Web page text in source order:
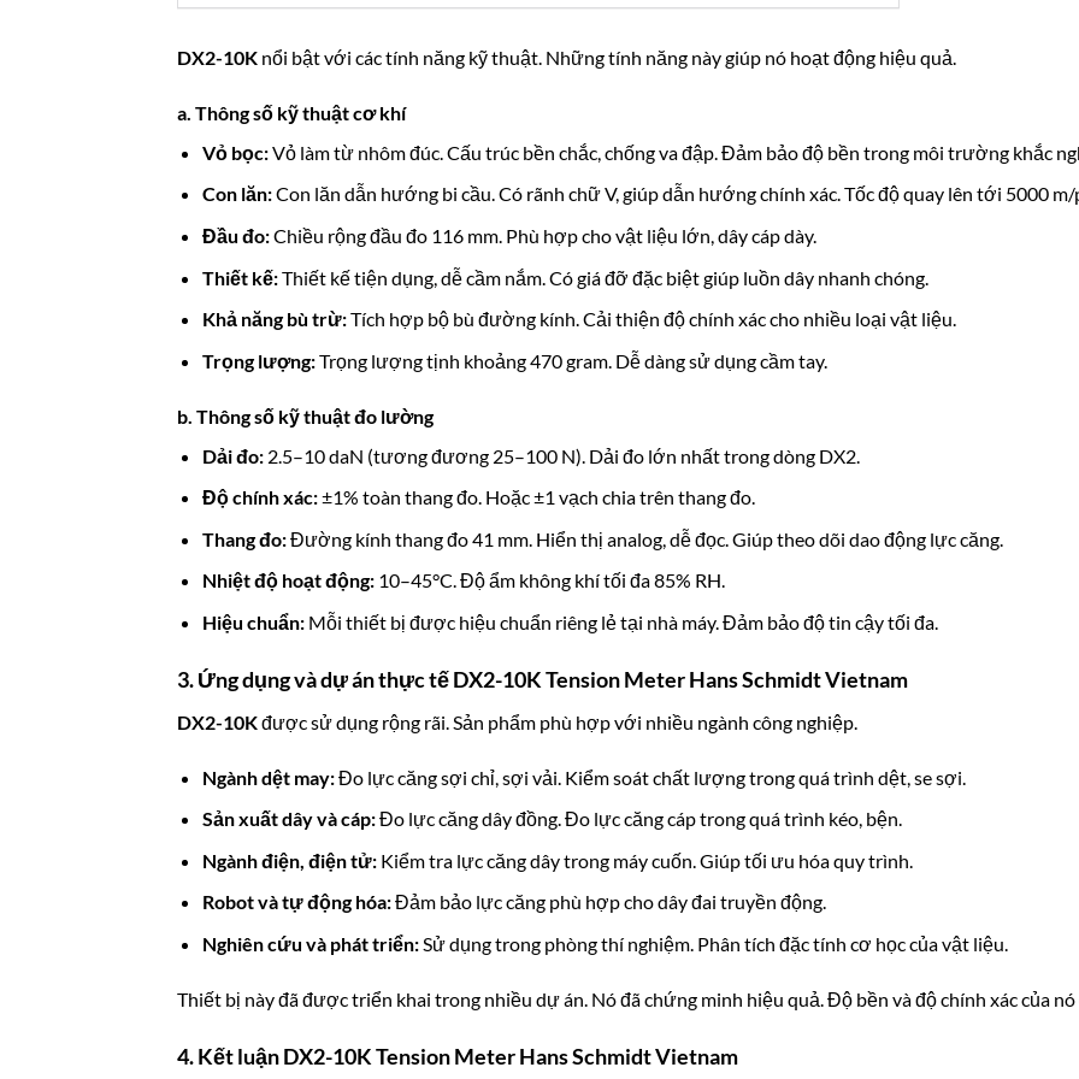
DX2-10K nổi bật với các tính năng kỹ thuật. Những tính năng này giúp nó hoạt động hiệu quả.
a. Thông số kỹ thuật cơ khí
Vỏ bọc:Vỏ làm từ nhôm đúc. Cấu trúc bền chắc, chống va đập. Đảm bảo độ bền trong môi trường khắc
Con lăn:Con lăn dẫn hướng bi cầu. Có rãnh chữ V, giúp dẫn hướng chính xác. Tốc độ quay lên tới 5000
Đầu đo:Chiều rộng đầu đo 116 mm. Phù hợp cho vật liệu lớn, dây cáp dày.
Thiết kế:Thiết kế tiện dụng, dễ cầm nắm. Có giá đỡ đặc biệt giúp luồn dây nhanh chóng.
Khả năng bù trừ:Tích hợp bộ bù đường kính. Cải thiện độ chính xác cho nhiều loại vật liệu.
Trọng lượng:Trọng lượng tịnh khoảng 470 gram. Dễ dàng sử dụng cầm tay.
b. Thông số kỹ thuật đo lường
Dải đo:2.5–10 daN (tương đương 25–100 N). Dải đo lớn nhất trong dòng DX2.
Độ chính xác:±1% toàn thang đo. Hoặc±1 vạch chia trên thang đo.
Thang đo:Đường kính thang đo 41 mm. Hiển thị analog, dễ đọc. Giúp theo dõi dao động lực căng.
Nhiệt độ hoạt động:10–45°C. Độ ẩm không khí tối đa 85% RH.
Hiệu chuẩn:Mỗi thiết bị được hiệu chuẩn riêng lẻ tại nhà máy. Đảm bảo độ tin cậy tối đa.
3. Ứng dụng và dự án thực tế DX2-10K Tension Meter Hans Schmidt Vietnam
DX2-10Kđược sử dụng rộng rãi. Sản phẩm phù hợp với nhiều ngành công nghiệp.
Ngành dệt may:Đo lực căng sợi chỉ, sợi vải. Kiểm soát chất lượng trong quá trình dệt, se sợi.
Sản xuất dây và cáp:Đo lực căng dây đồng. Đo lực căng cáp trong quá trình kéo, bện.
Ngành điện, điện tử:Kiểm tra lực căng dây trong máy cuốn. Giúp tối ưu hóa quy trình.
Robot và tự động hóa:Đảm bảo lực căng phù hợp cho dây đai truyền động.
Nghiên cứu và phát triển:Sử dụng trong phòng thí nghiệm. Phân tích đặc tính cơ học của vật liệu.
Thiết bị này đã được triển khai trong nhiều dự án. Nó đã chứng minh hiệu quả. Độ bền và độ chính xác của nó
4. Kết luận DX2-10K Tension Meter Hans Schmidt Vietnam